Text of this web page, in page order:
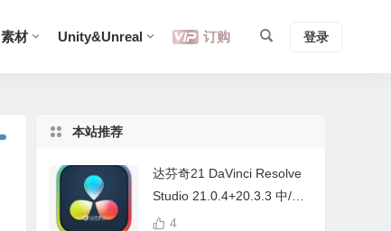
素材 Unity&Unreal 订购 登录
本站推荐
达芬奇21 DaVinci Resolve
Studio 21.0.4+20.3.3 中/英
文 Win/Mac
4